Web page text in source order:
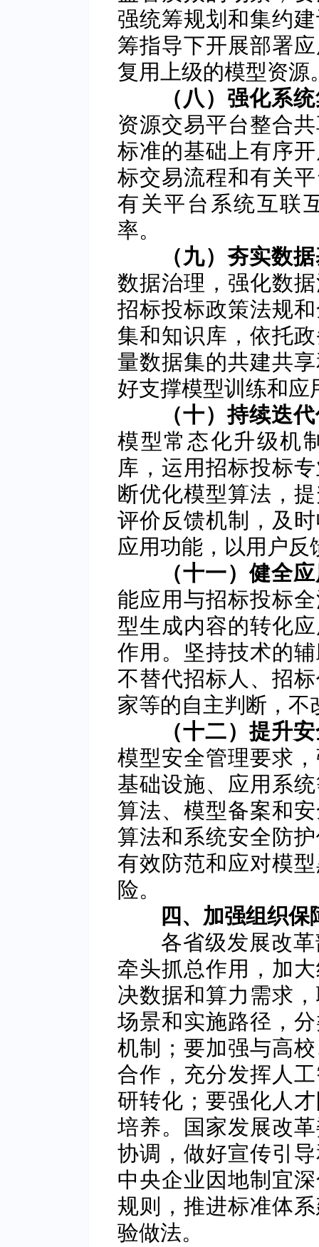
强统筹规划和集约
筹指导下开展部署
复用上级的模型资源
（八）强化系
资源交易平台整合
标准的基础上有序
标交易流程和有关
有关平台系统互联
率。
（九）夯实数
数据治理，强化数
招标投标政策法规
集和知识库，依托
量数据集的共建共
好支撑模型训练和应
（十）持续迭
模型常态化升级机
库，运用招标投标
断优化模型算法，
评价反馈机制，及
应用功能，以用户
（十一）健全
能应用与招标投标
型生成内容的转化
作用。坚持技术的
不替代招标人、招
家等的自主判断，
（十二）提升
模型安全管理要求
基础设施、应用系
算法、模型备案和
算法和系统安全防
有效防范和应对模
险。
四、加强组织保
各省级发展改革
牵头抓总作用，加
决数据和算力需求
场景和实施路径，
机制；要加强与高
合作，充分发挥人
研转化；要强化人
培养。国家发展改
协调，做好宣传引
中央企业因地制宜
规则，推进标准体
验做法。